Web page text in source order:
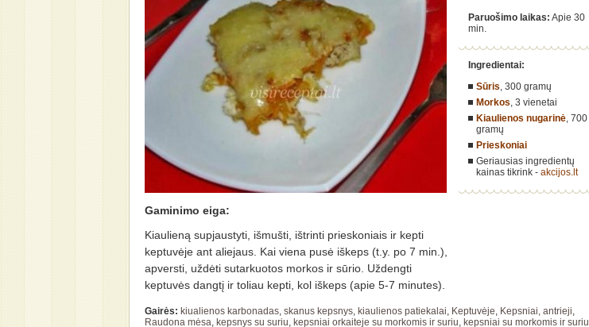
Gaminimo eiga:
Kiaulieną supjaustyti, išmušti, ištrinti prieskoniais ir kepti
keptuvėje ant aliejaus. Kai viena pusė iškeps (t.y. po 7 min.),
apversti, uždėti sutarkuotos morkos ir sūrio. Uždengti
keptuvės dangtį ir toliau kepti, kol iškeps (apie 5-7 minutes).
Paruošimo laikas: Apie 30
min.
Ingredientai:
Sūris, 300 gramų
Morkos, 3 vienetai
Kiaulienos nugarinė, 700
gramų
Prieskoniai
Geriausias ingredientų
kainas tikrink - akcijos.lt
Gairės: kiualienos karbonadas, skanus kepsnys, kiaulienos patiekalai, Keptuvėje, Kepsniai, antrieji,
Raudona mėsa, kepsnys su suriu, kepsniai orkaiteje su morkomis ir suriu, kepsniai su morkomis ir suriu